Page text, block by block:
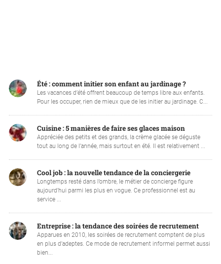
Été : comment initier son enfant au jardinage ?
Les vacances d’été offrent beaucoup de temps libre aux enfants.
Pour les occuper, rien de mieux que de les initier au jardinage. C...
Cuisine : 5 manières de faire ses glaces maison
Appréciée des petits et des grands, la crème glacée se déguste
tout au long de l’année, mais surtout en été. Il est relativement ...
Cool job : la nouvelle tendance de la conciergerie
Longtemps resté dans l’ombre, le métier de concierge figure
aujourd’hui parmi les plus en vogue. Ce professionnel est au
service ...
Entreprise : la tendance des soirées de recrutement
Apparues en 2010, les soirées de recrutement comptent de plus
en plus d’adeptes. Ce mode de recrutement informel permet aussi
bien...